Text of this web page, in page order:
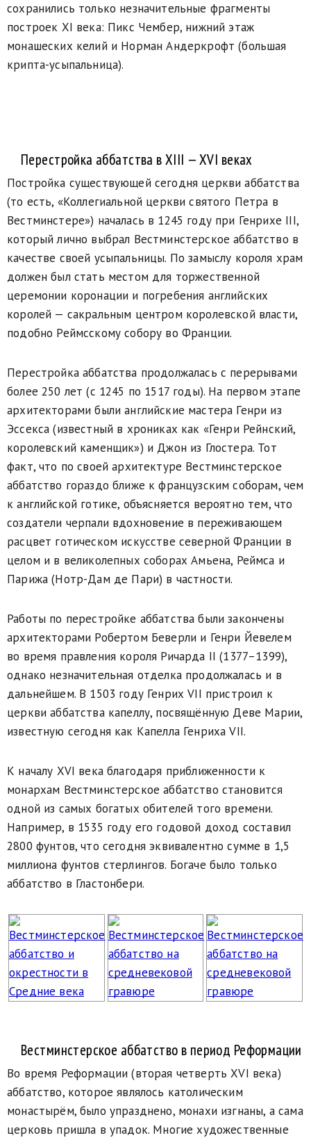
сохранились только незначительные фрагменты
построек XI века: Пикс Чембер, нижний этаж
монашеских келий и Норман Андеркрофт (большая
крипта-усыпальница).
Перестройка аббатства в XIII — XVI веках
Постройка существующей сегодня церкви аббатства
(то есть, «Коллегиальной церкви святого Петра в
Вестминстере») началась в 1245 году при Генрихе III,
который лично выбрал Вестминстерское аббатство в
качестве своей усыпальницы. По замыслу короля храм
должен был стать местом для торжественной
церемонии коронации и погребения английских
королей — сакральным центром королевской власти,
подобно Реймсскому собору во Франции.
Перестройка аббатства продолжалась с перерывами
более 250 лет (с 1245 по 1517 годы). На первом этапе
архитекторами были английские мастера Генри из
Эссекса (известный в хрониках как «Генри Рейн­ский,
королевский каменщик») и Джон из Глостера. Тот
факт, что по своей архитектуре Вестминстерское
аббатство гораздо ближе к французским соборам, чем
к английской готике, объясняется вероятно тем, что
создатели черпали вдохновение в переживающем
расцвет готическом искусстве северной Франции в
целом и в великолепных соборах Амьена, Реймса и
Парижа (Нотр-Дам де Пари) в частности.
Работы по перестройке аббатства были закончены
архитекторами Робертом Беверли и Генри Йевелем
во время правления короля Ричарда II (1377–1399),
однако незначительная отделка продолжалась и в
дальнейшем. В 1503 году Генрих VII пристроил к
церкви аббатства капеллу, посвящённую Деве Марии,
известную сегодня как Капелла Генриха VII.
К началу XVI века благодаря приближенности к
монархам Вестминстерское аббатство становится
одной из самых богатых обителей того времени.
Например, в 1535 году его годовой доход составил
2800 фунтов, что сегодня эквивалентно сумме в 1,5
миллиона фунтов стерлингов. Богаче было только
аббатство в Гластонбери.
Вестминстерское аббатство в период Реформации
Во время Реформации (вторая четверть XVI века)
аббатство, которое являлось католическим
монастырём, было упразднено, монахи изгнаны, а сама
церковь пришла в упадок. Многие художественные